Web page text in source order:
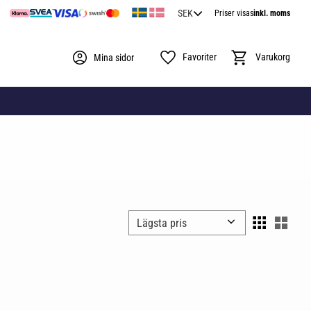
Priser visasinkl. moms
Mina sidor Favoriter Kundvagn
Välj sortering